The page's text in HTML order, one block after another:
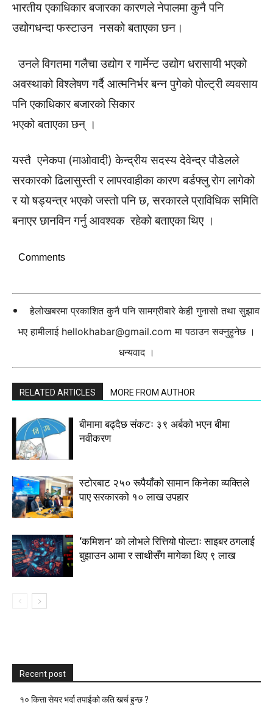
भारतीय एकाधिकार बजारका कारणले नेपालमा कुनै पनि
उद्योगधन्दा फस्टाउन नसको बताएका छन।
उनले विगतमा गलैचा उद्योग र गार्मेन्ट उद्योग धरासायी भएको
अवस्थाको विश्लेषण गर्दै आत्मनिर्भर बन्न पुगेको पोल्ट्री व्यवसाय
पनि एकाधिकार बजारको सिकार
भएको बताएका छन् ।
यस्तै एनेकपा (माओवादी) केन्द्रीय सदस्य देवेन्द्र पौडेलले
सरकारको ढिलासुस्ती र लापरवाहीका कारण बर्डफ्लु रोग लागेको
र यो षड्यन्त्र भएको जस्तो पनि छ, सरकारले प्राविधिक समिति
बनाएर छानविन गर्नु आवश्वक रहेको बताएका थिए ।
Comments
हेलोखबरमा प्रकाशित कुनै पनि सामग्रीबारे केही गुनासो तथा सुझाव
भए हामीलाई hellokhabar@gmail.com मा पठाउन सक्नुहुनेछ ।
धन्यवाद ।
RELATED ARTICLES MORE FROM AUTHOR
बीमामा बढ्दैछ संकटः ३९ अर्बको भएन बीमा
नवीकरण
स्टाेरबाट २५० रूपैयाँको सामान किनेका व्यक्तिले
पाए सरकारको १० लाख उपहार
‘कमिशन’ को लोभले रित्तियो पोल्टाः साइबर ठगलाई
बुझाउन आमा र साथीसँग मागेका थिए ९ लाख
Recent post
१० कित्ता सेयर भर्दा तपाईको कति खर्च हुन्छ ?